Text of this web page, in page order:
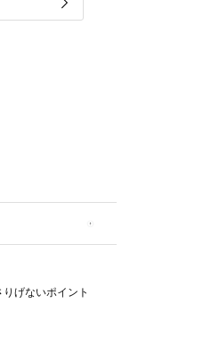
げないポイント